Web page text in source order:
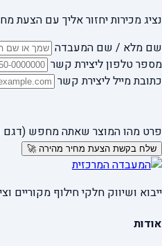
נציג מכירות יחזור אליך עם הצעת מחיר
שם מלא / שם המעבדה
מספר טלפון ליצירת קשר
כתובת מייל ליצירת קשר
פרט מהו המוצר שאתה מחפש (דגם
שלח בקשת הצעת מחיר מהירה 🚀
ייבוא ושיווק חלקי חילוף מקוריים
אודות